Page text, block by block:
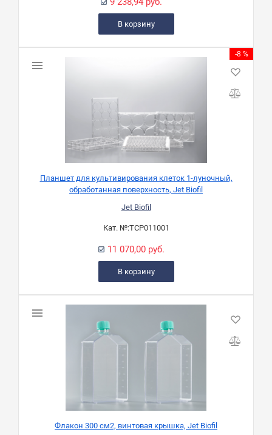
В корзину
-8 %
Планшет для культивирования клеток 1-луночный,
обработанная поверхность, Jet Biofil
Jet Biofil
Кат. №:TCP011001
11 070,00 руб.
В корзину
Флакон 300 см2, винтовая крышка, Jet Biofil